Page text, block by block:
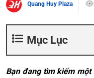
Quang Huy Plaza
Mục Lục
Bạn đang tìm kiếm